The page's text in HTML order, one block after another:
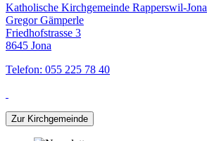
Katholische Kirchgemeinde Rapperswil-Jona
Gregor Gämperle
Friedhofstrasse 3
8645 Jona
Telefon: 055 225 78 40
Zur Kirchgemeinde